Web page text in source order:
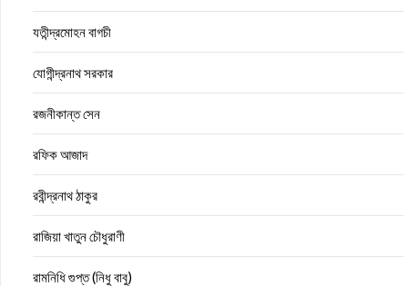
যতীন্দ্রমোহন বাগচী
যোগীন্দ্রনাথ সরকার
রজনীকান্ত সেন
রফিক আজাদ
রবীন্দ্রনাথ ঠাকুর
রাজিয়া খাতুন চৌধুরাণী
রামনিধি গুপ্ত (নিধু বাবু)